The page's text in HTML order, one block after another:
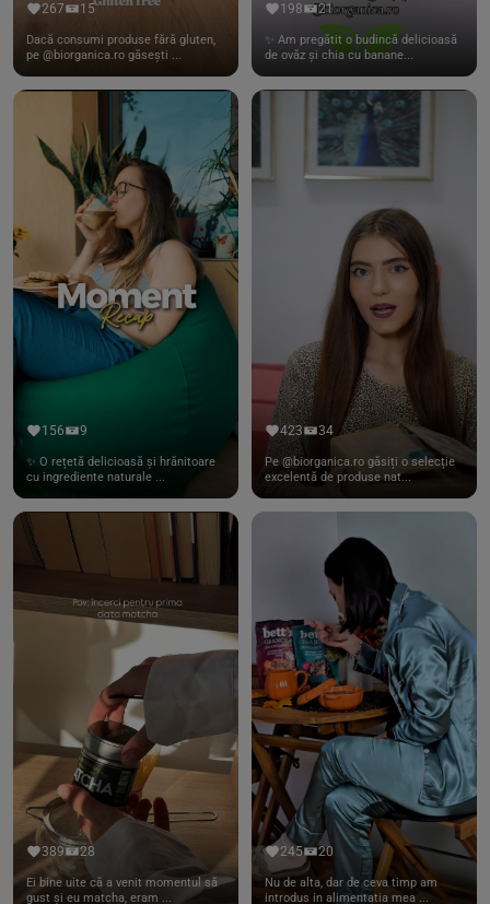
267 15
Dacă consumi produse fără gluten,
pe @biorganica.ro găsești ...
198 21
✨ Am pregătit o budincă delicioasă
de ovăz și chia cu banane...
156 9
✨ O rețetă delicioasă și hrănitoare
cu ingrediente naturale ...
423 34
Pe @biorganica.ro găsiți o selecție
excelentă de produse nat...
389 28
Ei bine uite că a venit momentul să
gust și eu matcha, eram ...
245 20
Nu de alta, dar de ceva timp am
introdus in alimentatia mea ...